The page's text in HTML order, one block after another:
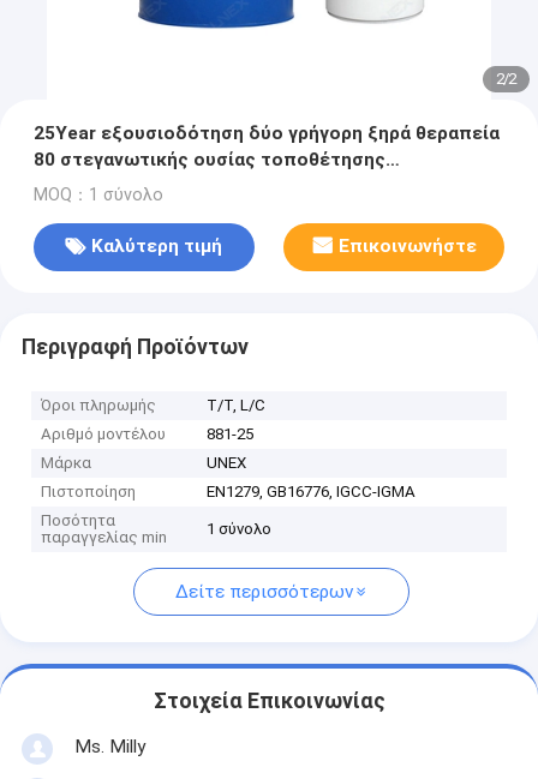
2/2
25Year εξουσιοδότηση δύο γρήγορη ξηρά θεραπεία
80 στεγανωτικής ουσίας τοποθέτησης
υαλοπινάκων συστατικής σιλικόνης δομική 000
MOQ：1 σύνολο
Καλύτερη τιμή Επικοινωνήστε
Περιγραφή Προϊόντων
Όροι πληρωμής
T/T, L/C
Αριθμό μοντέλου
881-25
Μάρκα
UNEX
Πιστοποίηση
EN1279, GB16776, IGCC-IGMA
Ποσότητα
παραγγελίας min
1 σύνολο
Δείτε περισσότερων
Στοιχεία Επικοινωνίας
Ms. Milly